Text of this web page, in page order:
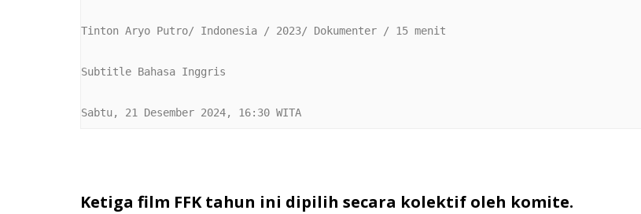
Tinton Aryo Putro/ Indonesia / 2023/ Dokumenter / 15 menit
Subtitle Bahasa Inggris
Sabtu, 21 Desember 2024, 16:30 WITA
Ketiga film FFK tahun ini dipilih secara kolektif oleh komite.